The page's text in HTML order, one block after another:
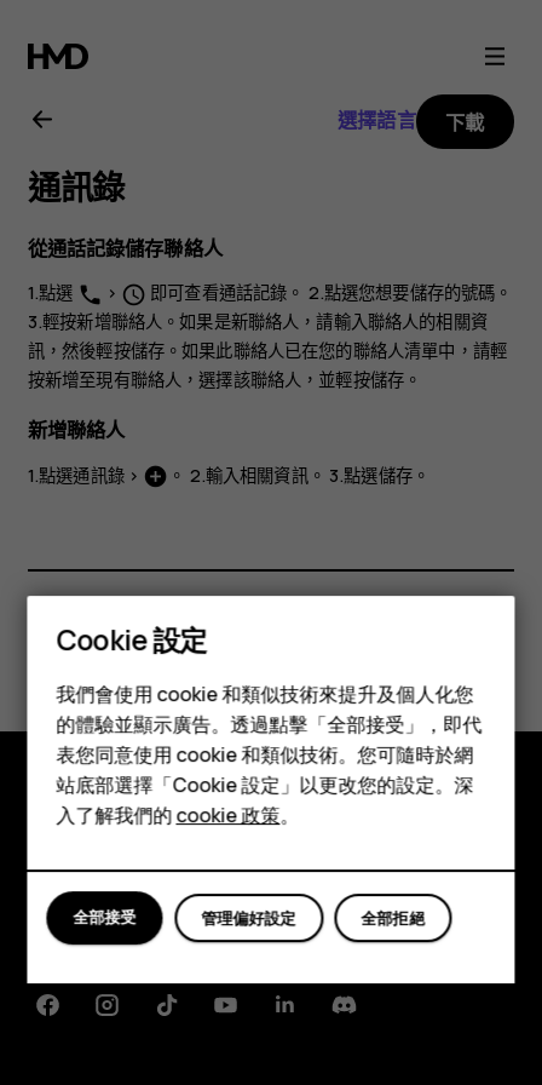
Nokia
X10
用
戶
指
南
智慧型手機
功能型手機
配件
平板電腦
選擇語言 下載
通訊錄
從通話記錄儲存聯絡人
1.點選 phone > schedule 即可查看通話記錄。 2.點選您想要儲存的號碼。
3.輕按新增聯絡人 。如果是新聯絡人，請輸入聯絡人的相關資
訊，然後輕按儲存 。如果此聯絡人已在您的聯絡人清單中，請輕
按新增至現有聯絡人 ，選擇該聯絡人，並輕按儲存 。
新增聯絡人
1.點選通訊錄> add_circle 。 2.輸入相關資訊。 3.點選儲存。
您認為這有幫助嗎？
是 否
探索
關於
Planet and people
FacebookInstagramTiktokYoutubeLinkedinDiscord
Cookie 設定
我們會使用 cookie 和類似技術來提升及個人化您
的體驗並顯示廣告。透過點擊「全部接受」，即代
表您同意使用 cookie 和類似技術。您可隨時於網
站底部選擇「Cookie 設定」以更改您的設定。深
入了解我們的cookie 政策。
全部拒絕
管理偏好設定
全部接受